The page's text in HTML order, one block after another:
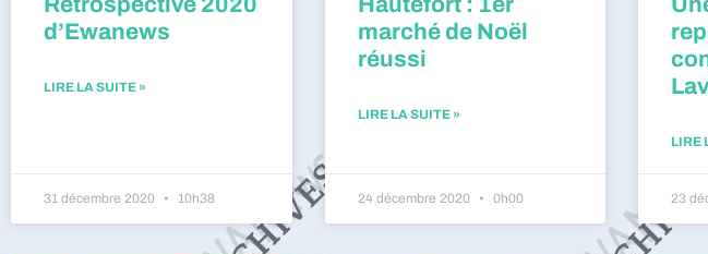
d’Ewanews
LIRE LA SUITE »
31 décembre 2020 10h38
marché de Noël
réussi
LIRE LA SUITE »
24 décembre 2020 0h00
LIRE
23